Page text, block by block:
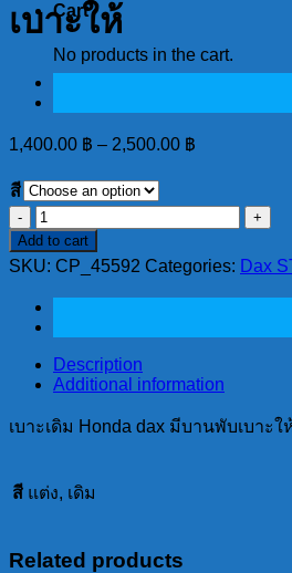
Cart
No products in the cart.
เบาะให้
1,400.00 ฿ – 2,500.00 ฿
สี
เบาะ
เดิม
Honda
มี
บานพับ
เบาะ
ให้
quantity
Add to cart
SKU: CP_45592 Categories: Dax
Description
Additional information
เบาะเดิม Honda dax มีบานพับเบาะใ
สี แต่ง, เดิม
Related products